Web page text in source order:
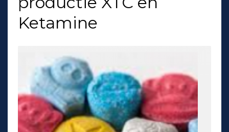
Ketamine